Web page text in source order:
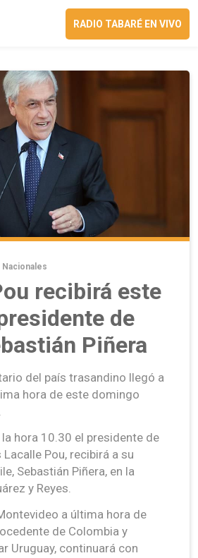
RADIO TABARÉ EN VIVO
Nacionales
recibirá este
de
Piñera
del país trasandino llegó a
hora de este domingo
hora 10.30 el presidente de
Lacalle Pou, recibirá a su
Sebastián Piñera, en la
y Reyes.
a última hora de
de Colombia y
Uruguay, continuará con